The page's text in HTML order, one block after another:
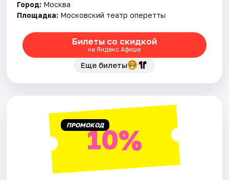
Город: Москва
Площадка: Московский театр оперетты
Билеты со скидкой
на Яндекс Афише
Еще билеты
ПРОМОКОД10%